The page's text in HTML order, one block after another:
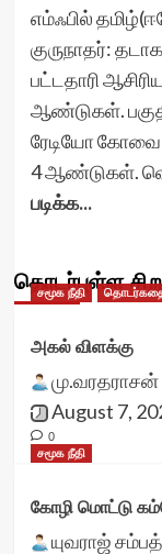
எம்ஃபில்
குருநாதர்:
பட்டதாரி
ஆண்டுகள்.
ரேடியோ
4 ஆண்டுகள்.
படிக்க...
தொடர்புள்ள
சமூக நீதி
அகல் விளக்கு
மு.வரதராசன்
August 7,
0
சமூக நீதி
கோழி மொட்டு
யுவராஜ் சம்பத்